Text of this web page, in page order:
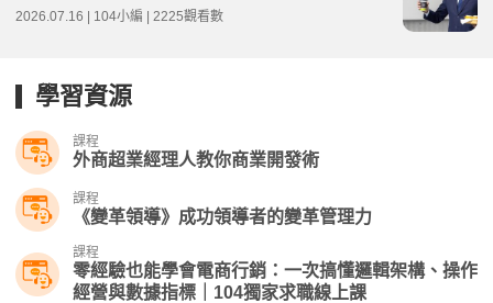
2026.07.16 | 104小編 | 2225觀看數
學習資源
課程
外商超業經理人教你商業開發術
課程
《變革領導》成功領導者的變革管理力
課程
零經驗也能學會電商行銷：一次搞懂邏輯架構、操作
經營與數據指標｜104獨家求職線上課